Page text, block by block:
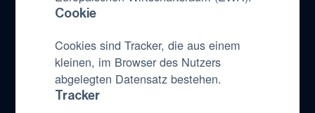
Cookie
Cookies sind Tracker, die aus einem
kleinen, im Browser des Nutzers
abgelegten Datensatz bestehen.
Tracker